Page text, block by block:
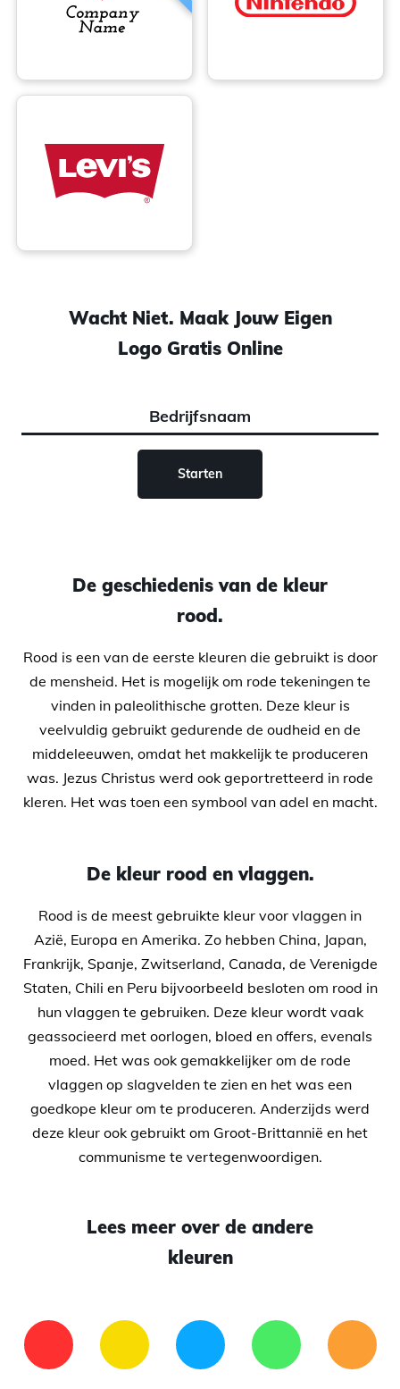
Wacht Niet. Maak Jouw Eigen
Logo Gratis Online
Starten
De geschiedenis van de kleur
rood.
Rood is een van de eerste kleuren die gebruikt is door
de mensheid. Het is mogelijk om rode tekeningen te
vinden in paleolithische grotten. Deze kleur is
veelvuldig gebruikt gedurende de oudheid en de
middeleeuwen, omdat het makkelijk te produceren
was. Jezus Christus werd ook geportretteerd in rode
kleren. Het was toen een symbool van adel en macht.
De kleur rood en vlaggen.
Rood is de meest gebruikte kleur voor vlaggen in
Azië, Europa en Amerika. Zo hebben China, Japan,
Frankrijk, Spanje, Zwitserland, Canada, de Verenigde
Staten, Chili en Peru bijvoorbeeld besloten om rood in
hun vlaggen te gebruiken. Deze kleur wordt vaak
geassocieerd met oorlogen, bloed en offers, evenals
moed. Het was ook gemakkelijker om de rode
vlaggen op slagvelden te zien en het was een
goedkope kleur om te produceren. Anderzijds werd
deze kleur ook gebruikt om Groot-Brittannië en het
communisme te vertegenwoordigen.
Lees meer over de andere
kleuren